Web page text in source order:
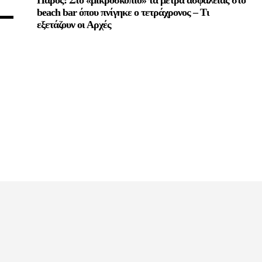
Ακόλουθοι
beach bar όπου πνίγηκε ο τετράχρονος – Τι
εξετάζουν οι Αρχές